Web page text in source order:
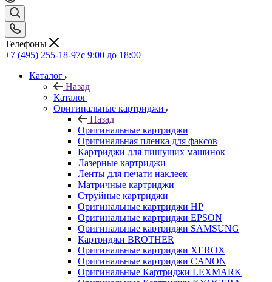
Телефоны
+7 (495) 255-18-97с 9:00 до 18:00
Каталог
Назад
Каталог
Оригинальные картриджи
Назад
Оригинальные картриджи
Оригинальная пленка для факсов
Картриджи для пишущих машинок
Лазерные картриджи
Ленты для печати наклеек
Матричные картриджи
Струйные картриджи
Оригинальные картриджи HP
Оригинальные картриджи EPSON
Оригинальные картриджи SAMSUNG
Картриджи BROTHER
Оригинальные картриджи XEROX
Оригинальные картриджи CANON
Оригинальные Картриджи LEXMARK